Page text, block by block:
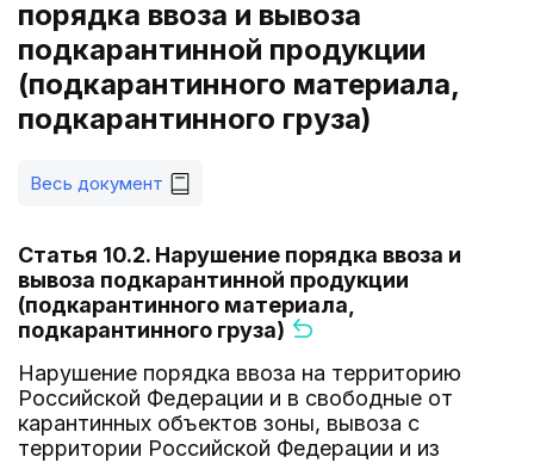
порядка ввоза и вывоза
подкарантинной продукции
(подкарантинного материала,
подкарантинного груза)
Весь документ
Статья 10.2. Нарушение порядка ввоза и
вывоза подкарантинной продукции
(подкарантинного материала,
подкарантинного груза)
Нарушение порядка ввоза на территорию
Российской Федерации и в свободные от
карантинных объектов зоны, вывоза с
территории Российской Федерации и из